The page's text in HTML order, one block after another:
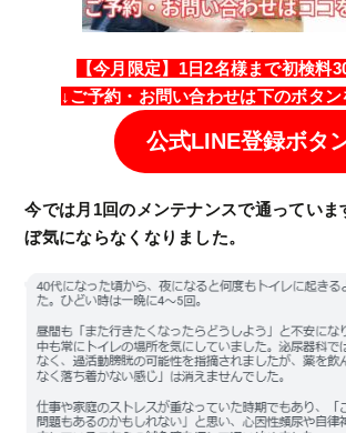
【今月限定】1日2名様まで初検料
↓ご予約・ お問い合わせは下のボタン
公式LINE登録ボタ
今では月1回のメンテナンスで通っていま
ぼ気にならなくなりました。